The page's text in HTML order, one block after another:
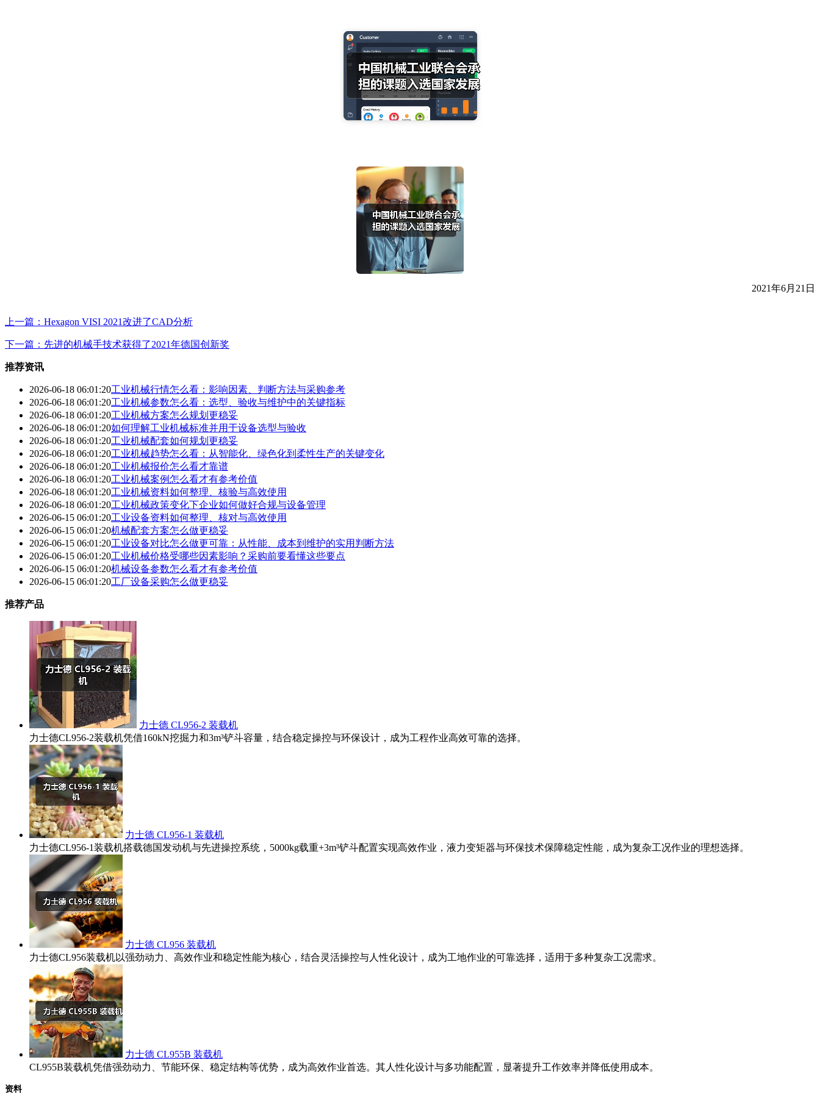
2021年6月21日
上一篇：Hexagon VISI 2021改进了CAD分析
下一篇：先进的机械手技术获得了2021年德国创新奖
推荐资讯
2026-06-18 06:01:20工业机械行情怎么看：影响因素、判断方法与采购参考
2026-06-18 06:01:20工业机械参数怎么看：选型、验收与维护中的关键指标
2026-06-18 06:01:20工业机械方案怎么规划更稳妥
2026-06-18 06:01:20如何理解工业机械标准并用于设备选型与验收
2026-06-18 06:01:20工业机械配套如何规划更稳妥
2026-06-18 06:01:20工业机械趋势怎么看：从智能化、绿色化到柔性生产的关键变化
2026-06-18 06:01:20工业机械报价怎么看才靠谱
2026-06-18 06:01:20工业机械案例怎么看才有参考价值
2026-06-18 06:01:20工业机械资料如何整理、核验与高效使用
2026-06-18 06:01:20工业机械政策变化下企业如何做好合规与设备管理
2026-06-15 06:01:20工业设备资料如何整理、核对与高效使用
2026-06-15 06:01:20机械配套方案怎么做更稳妥
2026-06-15 06:01:20工业设备对比怎么做更可靠：从性能、成本到维护的实用判断方法
2026-06-15 06:01:20工业机械价格受哪些因素影响？采购前要看懂这些要点
2026-06-15 06:01:20机械设备参数怎么看才有参考价值
2026-06-15 06:01:20工厂设备采购怎么做更稳妥
推荐产品
力士德 CL956-2 装载机
力士德CL956-2装载机凭借160kN挖掘力和3m³铲斗容量，结合稳定操控与环保设计，成为工程作业高效可靠的选择。
力士德 CL956-1 装载机
力士德CL956-1装载机搭载德国发动机与先进操控系统，5000kg载重+3m³铲斗配置实现高效作业，液力变矩器与环保技术保障稳定性能，成为复杂工况作业的理想选择。
力士德 CL956 装载机
力士德CL956装载机以强劲动力、高效作业和稳定性能为核心，结合灵活操控与人性化设计，成为工地作业的可靠选择，适用于多种复杂工况需求。
力士德 CL955B 装载机
CL955B装载机凭借强劲动力、节能环保、稳定结构等优势，成为高效作业首选。其人性化设计与多功能配置，显著提升工作效率并降低使用成本。
资料